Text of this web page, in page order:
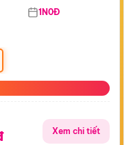
1N0Đ
Xem chi tiết